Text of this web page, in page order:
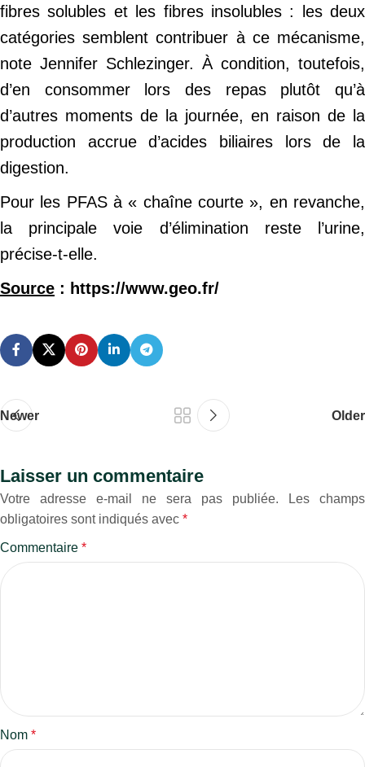
fibres solubles et les fibres insolubles : les deux
catégories semblent contribuer à ce mécanisme,
note Jennifer Schlezinger. À condition, toutefois,
d’en consommer lors des repas plutôt qu’à
d’autres moments de la journée, en raison de la
production accrue d’acides biliaires lors de la
digestion.
Pour les PFAS à « chaîne courte », en revanche,
la principale voie d’élimination reste l’urine,
précise-t-elle.
Source : https://www.geo.fr/
Newer Older
Laisser un commentaire
Votre adresse e-mail ne sera pas publiée.
Les champs
obligatoires sont indiqués avec *
Commentaire *
Nom *